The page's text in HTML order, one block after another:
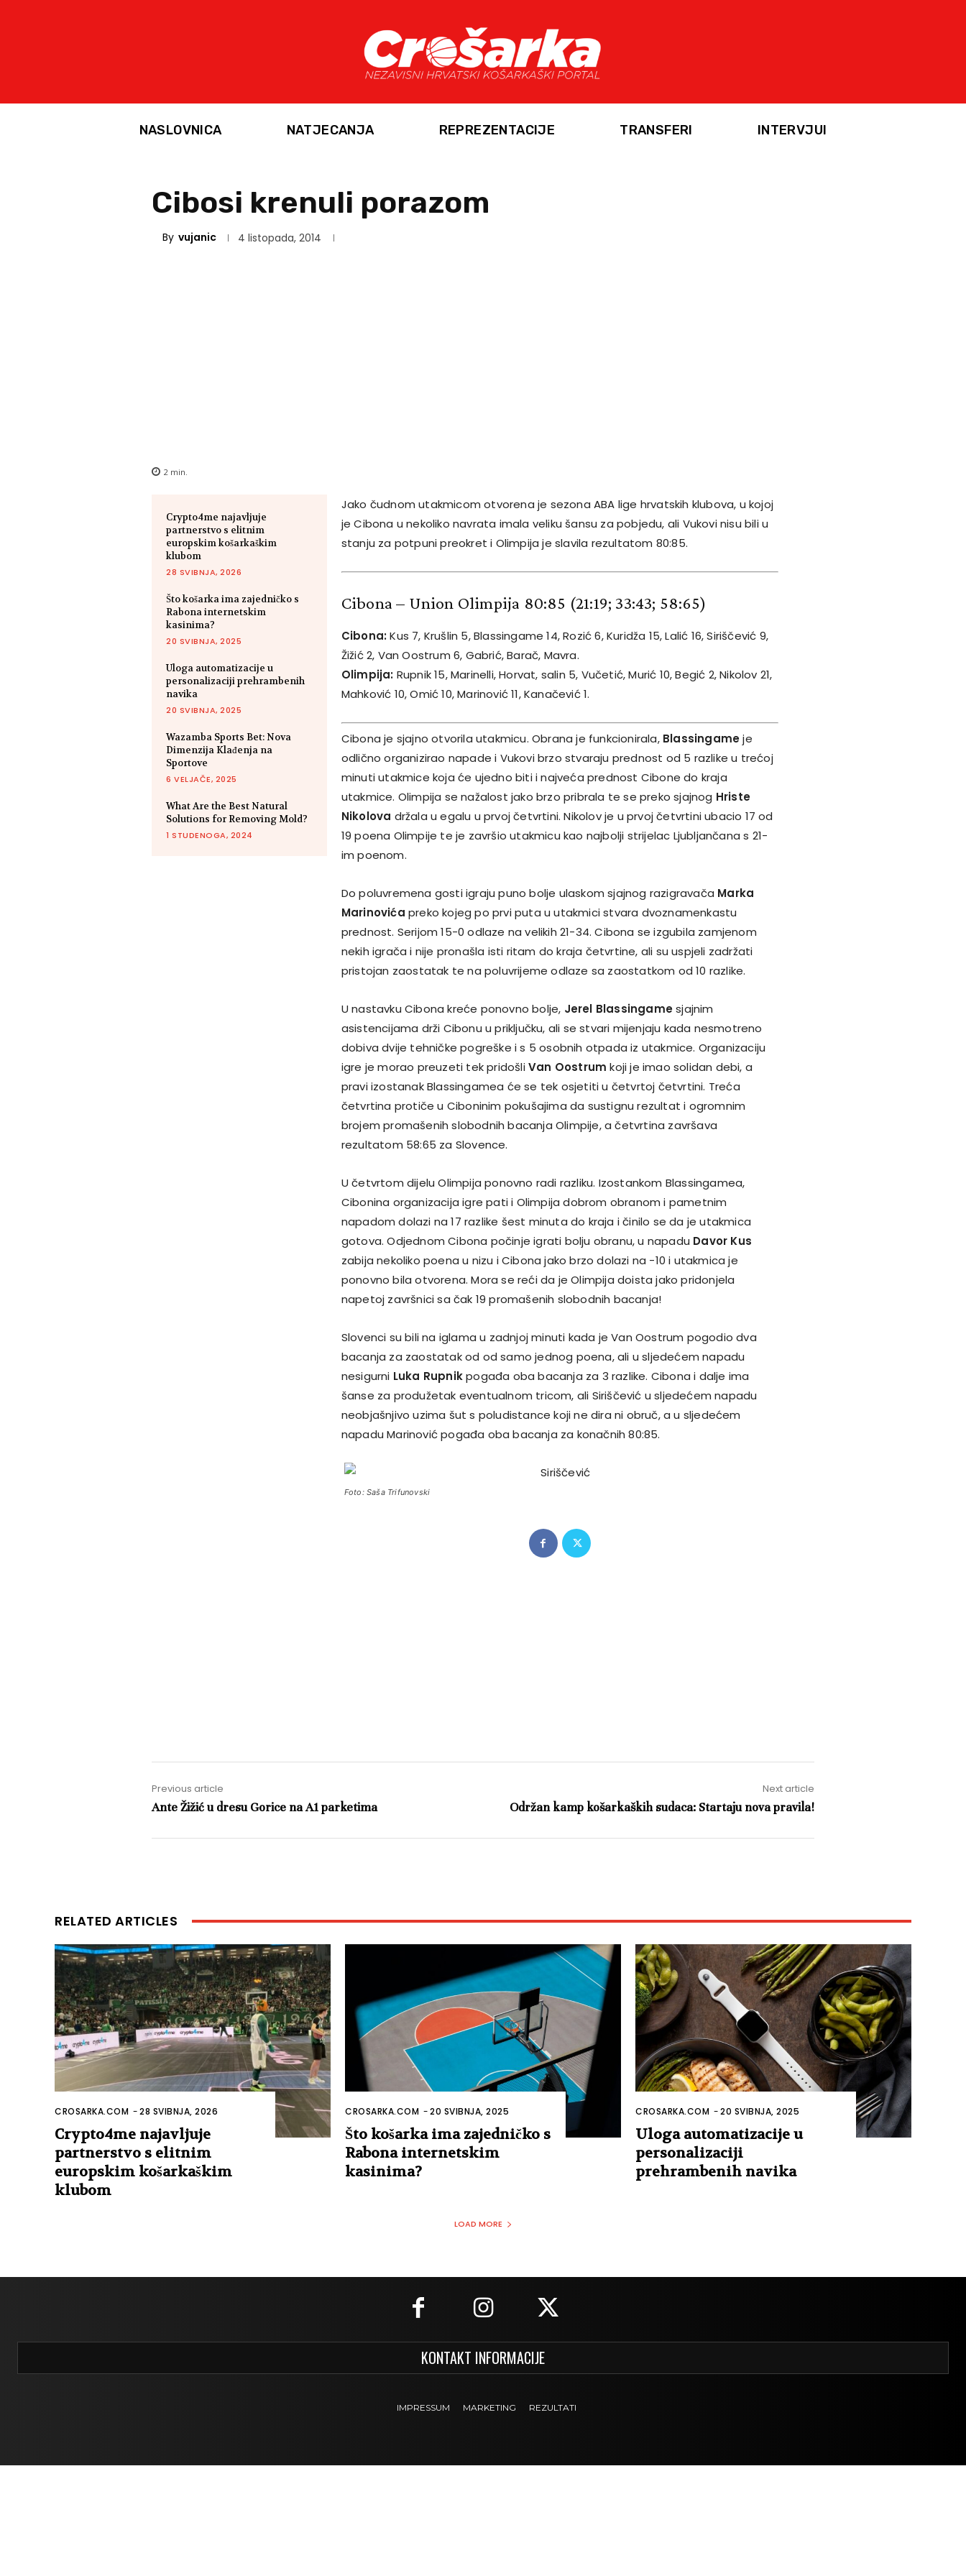
NASLOVNICA NATJECANJA REPREZENTACIJE TRANSFERI INTERVJUI
Cibosi krenuli porazom
By vujanic 4 listopada, 2014
2 min.
Crypto4me najavljuje
partnerstvo s elitnim
europskim košarkaškim
klubom
28 SVIBNJA, 2026
Što košarka ima zajedničko s
Rabona internetskim
kasinima?
20 SVIBNJA, 2025
Uloga automatizacije u
personalizaciji prehrambenih
navika
20 SVIBNJA, 2025
Wazamba Sports Bet: Nova
Dimenzija Klađenja na
Sportove
6 VELJAČE, 2025
What Are the Best Natural
Solutions for Removing Mold?
1 STUDENOGA, 2024
Jako čudnom utakmicom otvorena je sezona ABA lige hrvatskih klubova, u kojoj
je Cibona u nekoliko navrata imala veliku šansu za pobjedu, ali Vukovi nisu bili u
stanju za potpuni preokret i Olimpija je slavila rezultatom 80:85.
Cibona – Union Olimpija 80:85 (21:19; 33:43; 58:65)
Cibona:Kus 7, Krušlin 5, Blassingame 14, Rozić 6, Kuridža 15, Lalić 16, Siriščević 9,
Žižić 2, Van Oostrum 6, Gabrić, Barač, Mavra.
Olimpija: Rupnik 15, Marinelli, Horvat, salin 5, Vučetić, Murić 10, Begić 2, Nikolov 21,
Mahković 10, Omić 10, Marinović 11, Kanačević 1.
Cibona je sjajno otvorila utakmicu. Obrana je funkcionirala, Blassingameje
odlično organizirao napade i Vukovi brzo stvaraju prednost od 5 razlike u trećoj
minuti utakmice koja će ujedno biti i najveća prednost Cibone do kraja
utakmice. Olimpija se nažalost jako brzo pribrala te se preko sjajnog Hriste
Nikolova držala u egalu u prvoj četvrtini. Nikolov je u prvoj četvrtini ubacio 17 od
19 poena Olimpije te je završio utakmicu kao najbolji strijelac Ljubljančana s 21-
im poenom.
Do poluvremena gosti igraju puno bolje ulaskom sjajnog razigravača Marka
Marinovića preko kojeg po prvi puta u utakmici stvara dvoznamenkastu
prednost. Serijom 15-0 odlaze na velikih 21-34. Cibona se izgubila zamjenom
nekih igrača i nije pronašla isti ritam do kraja četvrtine, ali su uspjeli zadržati
pristojan zaostatak te na poluvrijeme odlaze sa zaostatkom od 10 razlike.
U nastavku Cibona kreće ponovno bolje, Jerel Blassingamesjajnim
asistencijama drži Cibonu u priključku, ali se stvari mijenjaju kada nesmotreno
dobiva dvije tehničke pogreške i s 5 osobnih otpada iz utakmice. Organizaciju
igre je morao preuzeti tek pridošliVan Oostrum koji je imao solidan debi, a
pravi izostanak Blassingamea će se tek osjetiti u četvrtoj četvrtini. Treća
četvrtina protiče u Ciboninim pokušajima da sustignu rezultat i ogromnim
brojem promašenih slobodnih bacanja Olimpije, a četvrtina završava
rezultatom 58:65 za Slovence.
U četvrtom dijelu Olimpija ponovno radi razliku. Izostankom Blassingamea,
Cibonina organizacija igre pati i Olimpija dobrom obranom i pametnim
napadom dolazi na 17 razlike šest minuta do kraja i činilo se da je utakmica
gotova. Odjednom Cibona počinje igrati bolju obranu, u napadu Davor Kus
zabija nekoliko poena u nizu i Cibona jako brzo dolazi na -10 i utakmica je
ponovno bila otvorena. Mora se reći da je Olimpija doista jako pridonjela
napetoj završnici sa čak 19 promašenih slobodnih bacanja!
Slovenci su bili na iglama u zadnjoj minuti kada je Van Oostrum pogodio dva
bacanja za zaostatak od od samo jednog poena, ali u sljedećem napadu
nesigurni Luka Rupnikpogađa oba bacanja za 3 razlike. Cibona i dalje ima
šanse za produžetak eventualnom tricom, ali Siriščević u sljedećem napadu
neobjašnjivo uzima šut s poludistance koji ne dira ni obruč, a u sljedećem
napadu Marinović pogađa oba bacanja za konačnih 80:85.
Foto: Saša Trifunovski
Previous article
Ante Žižić u dresu Gorice na A1 parketima
Next article
Održan kamp košarkaških sudaca: Startaju nova pravila!
RELATED ARTICLES
CROSARKA.COM -28 SVIBNJA, 2026
Crypto4me najavljuje
partnerstvo s elitnim
europskim košarkaškim
klubom
CROSARKA.COM -20 SVIBNJA, 2025
Što košarka ima zajedničko s
Rabona internetskim
kasinima?
CROSARKA.COM -20 SVIBNJA, 2025
Uloga automatizacije u
personalizaciji
prehrambenih navika
LOAD MORE
KONTAKT INFORMACIJE
IMPRESSUM MARKETING REZULTATI